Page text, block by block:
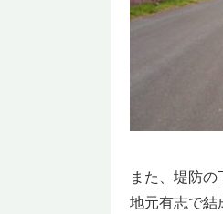
また、堤防の
地元有志で結